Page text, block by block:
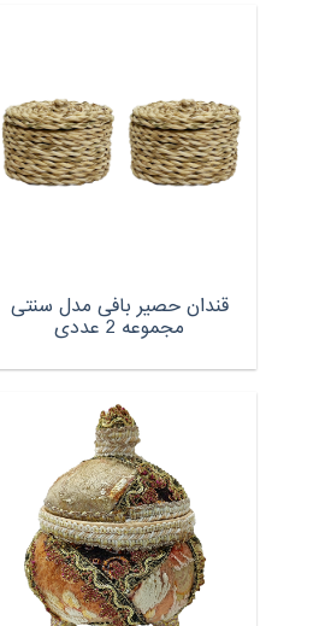
قندان حصیر بافی مدل سنتی
مجموعه 2 عددی